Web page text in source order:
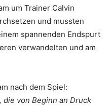
um Trainer Calvin
und mussten
spannenden Endspurt
verwandelten und am
nach dem Spiel:
die von Beginn an Druck